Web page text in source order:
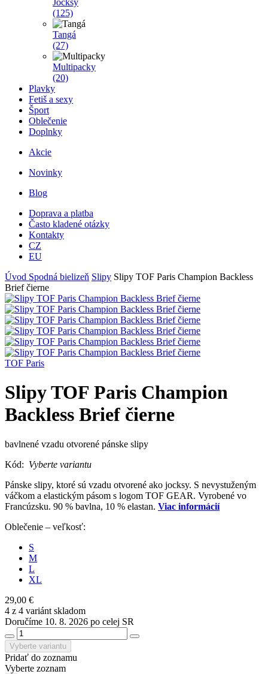
Jocksy
(125)
Tangá
(27)
Multipacky
(20)
Plavky
Fetiš a sexy
Šport
Oblečenie
Doplnky
Akcie
Novinky
Blog
Doprava a platba
Často kladené otázky
Kontakty
CZ
EU
Úvod Spodná bielizeň Slipy Slipy TOF Paris Champion Backless
Brief čierne
TOF Paris
Slipy TOF Paris Champion
Backless Brief čierne
bavlnené vzadu otvorené pánske slipy
Kód: Vyberte variantu
Pánske slipy, ktoré sú vzadu otvorené ako jocksy. S nevystuženým
váčkom a elastickým pásom s logom TOF GEAR. Vyrobené vo
Francúzsku. 90 % bavlna, 10 % elastan. Viac informácií
Oblečenie – veľkosť:
S
M
L
XL
29,00 €
4 z 4 variánt skladom
Doručíme 10. 8. 2026 po celej SR
Vyberte variantu
Pridať do zoznamu
Vyberte zoznam